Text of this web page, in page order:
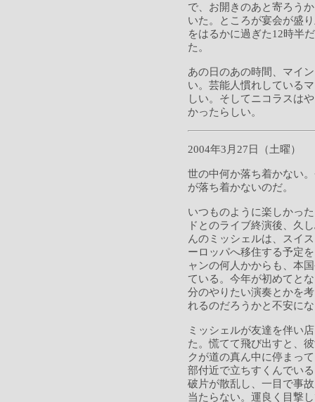
で、お開きのあと寄ろう
いた。ところが宴会が盛
をはるかに過ぎた12時半
た。
あの日のあの時間、マイ
い。芸能人慣れしている
しい。そしてニコラスは
かったらしい。
2004年3月27日（土曜）
世の中何か落ち着かない
が落ち着かないのだ。
いつものように楽しかっ
ドとのライブ終演後、久
んのミッシェルは、スイ
ーロッパへ移住する予定
ャンの何人かからも、本
ている。今年が初めてと
分のやりたい演奏とかを
れるのだろうかと不安に
ミッシェルが友達を伴い
た。慌てて飛び出すと、
クが道の真ん中に停まっ
部付近で立ちすくんでい
破片が散乱し、一目で事
当たらない。運良く目撃